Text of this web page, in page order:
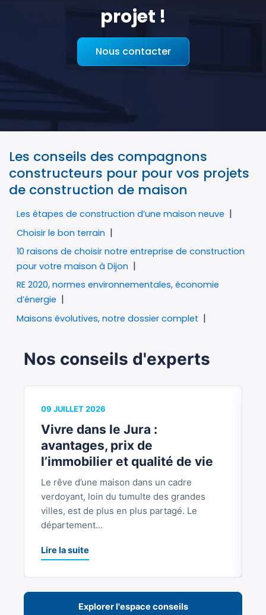
projet !
Nous contacter
Les conseils des compagnons
constructeurs pour pour vos projets
de construction de maison
Les étapes de construction d’une maison neuve
Choisir le bon terrain
10 raisons de choisir notre entreprise de construction
pour votre maison à Dijon
RE 2020, normes environnementales, économie
d’énergie
Maisons évolutives, notre dossier complet
Nos conseils d'experts
09 JUILLET 2026
Vivre dans le Jura :
avantages, prix de
l’immobilier et qualité de vie
Le rêve d’une maison dans un cadre
verdoyant, loin du tumulte des grandes
villes, est de plus en plus partagé. Le
département...
Lire la suite
Explorer l'espace conseils